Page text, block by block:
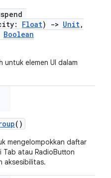
Float) -> Unit,
Boolean
elemen UI dalam
()
mengelompokkan daftar
Tab atau RadioButton
aksesibilitas.